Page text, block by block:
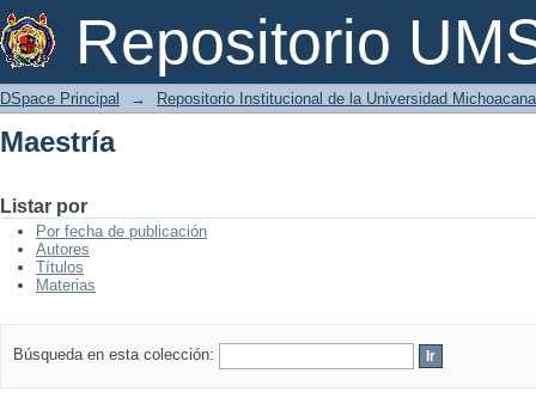
Repositorio
Maestría
DSpace Principal → Repositorio Institucional de la Universidad
Maestría
Listar por
Por fecha de publicación
Autores
Títulos
Materias
Búsqueda en esta colección: